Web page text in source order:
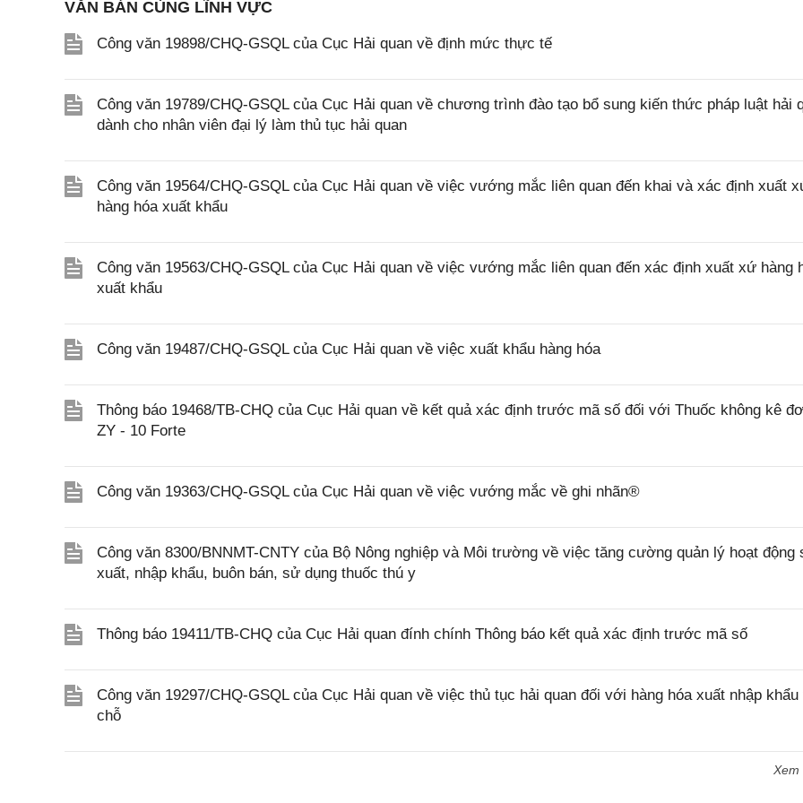
VĂN BẢN CÙNG LĨNH VỰC
Công văn 19898/CHQ-GSQL của Cục Hải quan về định mức thực tế
Công văn 19789/CHQ-GSQL của Cục Hải quan về chương trình đào tạo bổ sung kiến thức pháp luật hải
dành cho nhân viên đại lý làm thủ tục hải quan
Công văn 19564/CHQ-GSQL của Cục Hải quan về việc vướng mắc liên quan đến khai và xác định xuất
hàng hóa xuất khẩu
Công văn 19563/CHQ-GSQL của Cục Hải quan về việc vướng mắc liên quan đến xác định xuất xứ hàng
xuất khẩu
Công văn 19487/CHQ-GSQL của Cục Hải quan về việc xuất khẩu hàng hóa
Thông báo 19468/TB-CHQ của Cục Hải quan về kết quả xác định trước mã số đối với Thuốc không kê
ZY - 10 Forte
Công văn 19363/CHQ-GSQL của Cục Hải quan về việc vướng mắc về ghi nhãn®
Công văn 8300/BNNMT-CNTY của Bộ Nông nghiệp và Môi trường về việc tăng cường quản lý hoạt động
xuất, nhập khẩu, buôn bán, sử dụng thuốc thú y
Thông báo 19411/TB-CHQ của Cục Hải quan đính chính Thông báo kết quả xác định trước mã số
Công văn 19297/CHQ-GSQL của Cục Hải quan về việc thủ tục hải quan đối với hàng hóa xuất nhập khẩu
chỗ
Xem